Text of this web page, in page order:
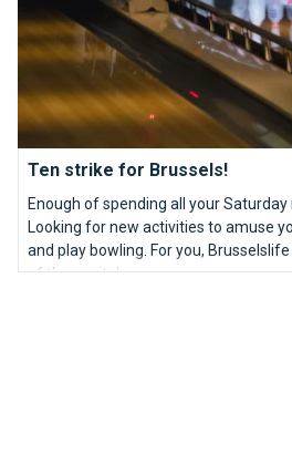
Ten strike for Brussels!
Enough of spending all your
Looking for new activities to amuse
and play bowling. For you,
of the capital.